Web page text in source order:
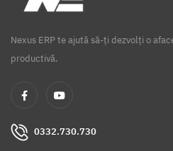
Nexus ERP te ajută să-ți dezvolți o
productivă.
0332.730.730